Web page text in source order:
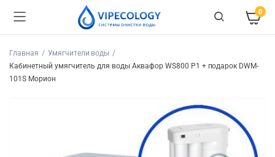
0
Главная
Умягчители воды
Кабинетный умягчитель для воды Аквафор WS800 P1 + подарок DWM-
101S Морион